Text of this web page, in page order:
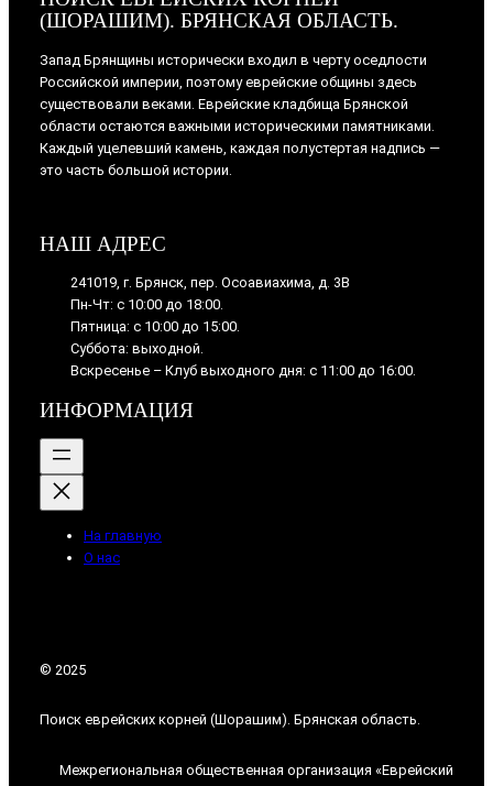
(ШОРАШИМ). БРЯНСКАЯ ОБЛАСТЬ.
Запад Брянщины исторически входил в черту оседлости
Российской империи, поэтому еврейские общины здесь
существовали веками. Еврейские кладбища Брянской
области остаются важными историческими памятниками.
Каждый уцелевший камень, каждая полустертая надпись —
это часть большой истории.
НАШ АДРЕС
241019, г. Брянск, пер. Осоавиахима, д. 3В
Пн-Чт: с 10:00 до 18:00.
Пятница: с 10:00 до 15:00.
Суббота: выходной.
Вскресенье – Клуб выходного дня: с 11:00 до 16:00.
ИНФОРМАЦИЯ
На главную
О нас
© 2025
Поиск еврейских корней (Шорашим). Брянская область.
Межрегиональная общественная организация «Еврейский